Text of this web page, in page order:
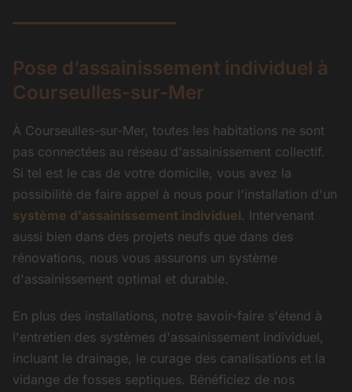
Pose d’assainissement individuel à
Courseulles-sur-Mer
À Courseulles-sur-Mer, toutes les habitations ne sont
pas connectées au réseau d'assainissement collectif.
Si tel est le cas de votre domicile, vous avez la
possibilité de faire appel à nous pour l'installation d'un
système d'assainissement individuel. Intervenant
aussi bien dans des projets neufs que dans des
rénovations, nous vous assurons un système
d'assainissement optimal et durable.
En plus des installations, notre savoir-faire s'étend à
l'entretien des systèmes d'assainissement individuel,
incluant le drainage, le curage des canalisations et la
vidange de fosses septiques. Bénéficiez de nos